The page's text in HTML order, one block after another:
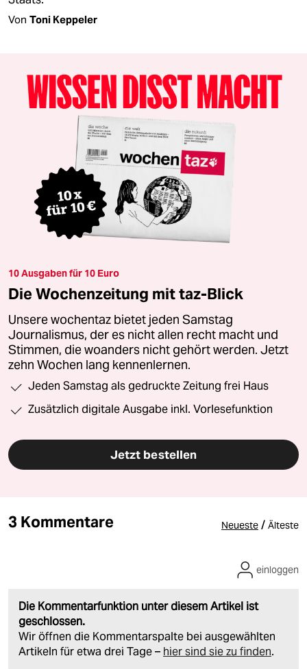
Von Toni Keppeler
10 Ausgaben für 10 Euro
Die Wochenzeitung mit taz-Blick
Unsere wochentaz bietet jeden Samstag
Journalismus, der es nicht allen recht macht und
Stimmen, die woanders nicht gehört werden. Jetzt
zehn Wochen lang kennenlernen.
Jeden Samstag als gedruckte Zeitung frei Haus
Zusätzlich digitale Ausgabe inkl. Vorlesefunktion
Jetzt bestellen
3 Kommentare Neueste / Älteste
Die Kommentarfunktion unter diesem Artikel ist
geschlossen.
Wir öffnen die Kommentarspalte bei ausgewählten
Artikeln für etwa drei Tage – hier sind sie zu finden.
einloggen